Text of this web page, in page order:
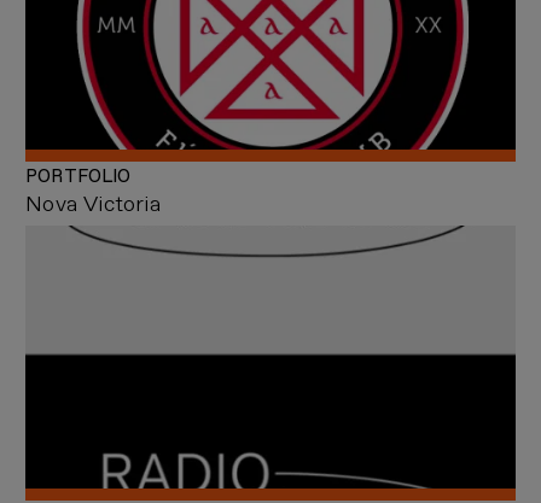
Nova Victoria
PORTFOLIO